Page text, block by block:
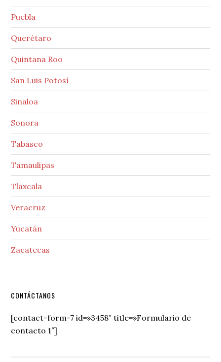
Puebla
Querétaro
Quintana Roo
San Luis Potosí
Sinaloa
Sonora
Tabasco
Tamaulipas
Tlaxcala
Veracruz
Yucatán
Zacatecas
Secondary
Sidebar
CONTÁCTANOS
[contact-form-7 id=»3458″ title=»Formulario de
contacto 1″]